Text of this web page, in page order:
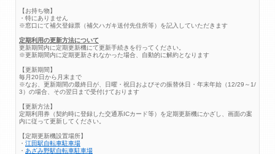
【お持ち物】
・特にありません
※窓口にて補欠登録票（補欠ハガキ送付先住所等）を記入していただきます
定期利用の更新方法について
更新期間内に定期更新機にて更新手続きを行ってください。
※更新期間内に定期更新されなかった場合、自動的に解約となります
【更新期間】
毎月20日から月末まで
※なお、更新期間の最終日が、日曜・祝日およびその振替休日・年末年始（12/29～1/
3）の場合、その翌日まで受付けております
【更新方法】
定期利用券（契約時に登録した交通系ICカード等）を定期更新機にかざし、画面の案
内に従って更新してください。
【定期更新機設置場所】
・ 江田駅自転車駐車場
・ あざみ野駅自転車駐車場